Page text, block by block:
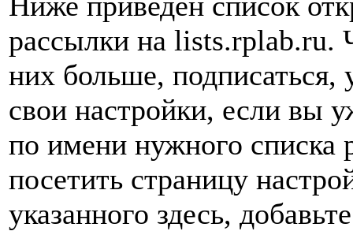
рассылки на lists.rplab.ru.
них больше, подписаться,
свои настройки, если вы
по имени нужного списка
посетить страницу
указанного здесь,